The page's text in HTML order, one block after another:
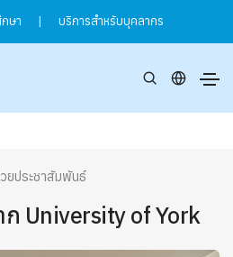
ษา | บริการสำหรับบุคลากร
ยประชาสัมพันธ์
University of York